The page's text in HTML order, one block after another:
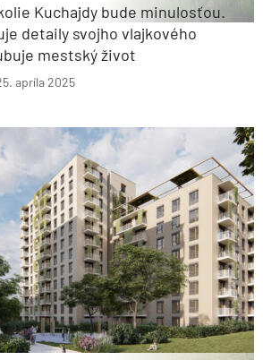
Kuchajdy bude minulosťou.
detaily svojho vlajkového
mestský život
apríla 2025